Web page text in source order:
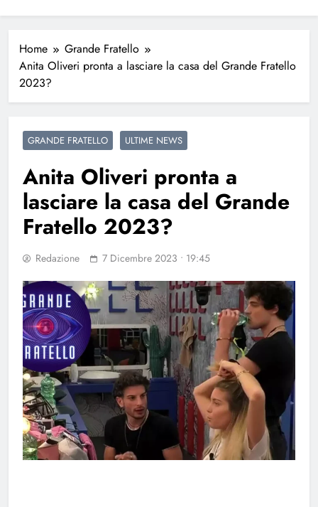
Home
Grande Fratello
Anita Oliveri pronta a lasciare la casa del Grande Fratello
2023?
GRANDE FRATELLO ULTIME NEWS
Anita Oliveri pronta a
lasciare la casa del Grande
Fratello 2023?
Redazione 7 Dicembre 2023 • 19:45